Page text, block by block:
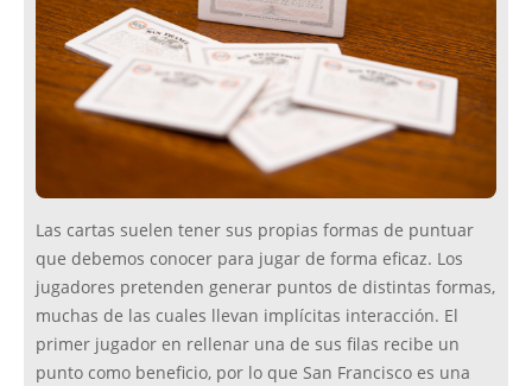
Las cartas suelen tener sus propias formas de puntuar
que debemos conocer para jugar de forma eficaz. Los
jugadores pretenden generar puntos de distintas formas,
muchas de las cuales llevan implícitas interacción. El
primer jugador en rellenar una de sus filas recibe un
punto como beneficio, por lo que San Francisco es una